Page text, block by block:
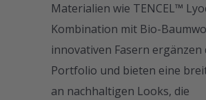
Materialien wie TENCEL™
Kombination mit Bio-
innovativen Fasern ergänzen
Portfolio und bieten eine
an nachhaltigen Looks, die